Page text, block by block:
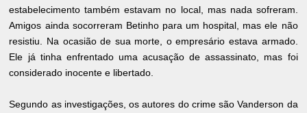
estabelecimento também estavam no local, mas nada sofreram.
Amigos ainda socorreram Betinho para um hospital, mas ele não
resistiu. Na ocasião de sua morte, o empresário estava armado.
Ele já tinha enfrentado uma acusação de assassinato, mas foi
considerado inocente e libertado.
Segundo as investigações, os autores do crime são Vanderson da